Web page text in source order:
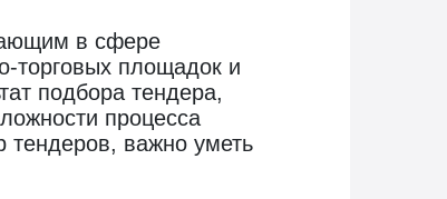
в сфере
торговых площадок и
подбора тендера,
процесса
тендеров, важно уметь